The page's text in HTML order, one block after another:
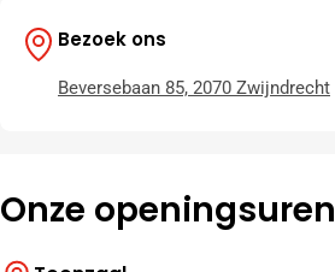
Bezoek ons
Beversebaan 85, 2070 Zwijndrecht
Onze openingsuren